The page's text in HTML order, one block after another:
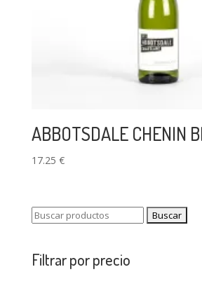
ABBOTSDALE CHENIN
17.25 €
Buscar:
Filtrar por precio